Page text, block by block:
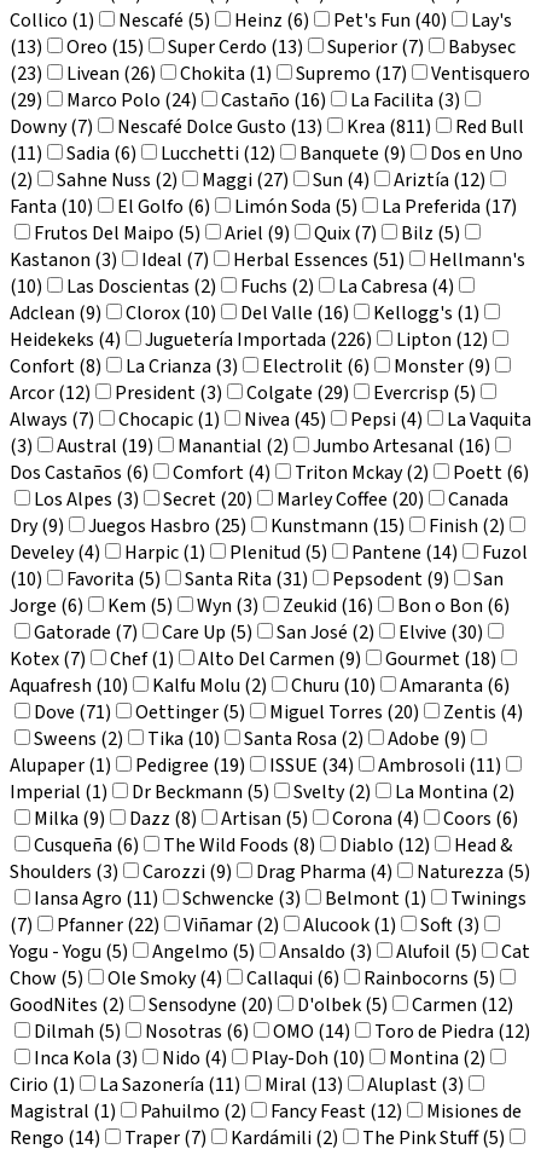
Collico (1)
Nescafé (5) Heinz (6) Pet's Fun (40)
Lay's
(13)
Oreo (15) Super Cerdo (13) Superior (7)
Babysec
(23)
Livean (26) Chokita (1) Supremo (17)
Ventisquero
(29)
Marco Polo (24) Castaño (16)
La Facilita (3)
Downy (7)
Nescafé Dolce Gusto (13) Krea (811)
Red Bull
(11)
Sadia (6) Lucchetti (12) Banquete (9)
Dos en Uno
(2)
Sahne Nuss (2) Maggi (27) Sun (4)
Ariztía (12)
Fanta (10)
El Golfo (6) Limón Soda (5)
La Preferida (17)
Frutos Del Maipo (5)
Ariel (9) Quix (7)
Bilz (5)
Kastanon (3)
Ideal (7) Herbal Essences (51)
Hellmann's
(10)
Las Doscientas (2) Fuchs (2)
La Cabresa (4)
Adclean (9)
Clorox (10) Del Valle (16)
Kellogg's (1)
Heidekeks (4)
Juguetería Importada (226)
Lipton (12)
Confort (8)
La Crianza (3) Electrolit (6)
Monster (9)
Arcor (12)
President (3) Colgate (29)
Evercrisp (5)
Always (7)
Chocapic (1) Nivea (45) Pepsi (4)
La Vaquita
(3)
Austral (19) Manantial (2)
Jumbo Artesanal (16)
Dos Castaños (6)
Comfort (4) Triton Mckay (2)
Poett (6)
Los Alpes (3)
Secret (20) Marley Coffee (20)
Canada
Dry (9)
Juegos Hasbro (25) Kunstmann (15)
Finish (2)
Develey (4)
Harpic (1) Plenitud (5) Pantene (14)
Fuzol
(10)
Favorita (5) Santa Rita (31) Pepsodent (9)
San
Jorge (6)
Kem (5) Wyn (3) Zeukid (16)
Bon o Bon (6)
Gatorade (7)
Care Up (5) San José (2)
Elvive (30)
Kotex (7)
Chef (1) Alto Del Carmen (9)
Gourmet (18)
Aquafresh (10)
Kalfu Molu (2) Churu (10)
Amaranta (6)
Dove (71)
Oettinger (5) Miguel Torres (20)
Zentis (4)
Sweens (2)
Tika (10) Santa Rosa (2)
Adobe (9)
Alupaper (1)
Pedigree (19) ISSUE (34)
Ambrosoli (11)
Imperial (1)
Dr Beckmann (5) Svelty (2)
La Montina (2)
Milka (9)
Dazz (8) Artisan (5) Corona (4)
Coors (6)
Cusqueña (6)
The Wild Foods (8) Diablo (12)
Head &
Shoulders (3)
Carozzi (9) Drag Pharma (4)
Naturezza (5)
Iansa Agro (11)
Schwencke (3) Belmont (1)
Twinings
(7)
Pfanner (22) Viñamar (2) Alucook (1)
Soft (3)
Yogu - Yogu (5)
Angelmo (5) Ansaldo (3) Alufoil (5)
Cat
Chow (5)
Ole Smoky (4) Callaqui (6)
Rainbocorns (5)
GoodNites (2)
Sensodyne (20) D'olbek (5)
Carmen (12)
Dilmah (5)
Nosotras (6) OMO (14)
Toro de Piedra (12)
Inca Kola (3)
Nido (4) Play-Doh (10)
Montina (2)
Cirio (1)
La Sazonería (11) Miral (13)
Aluplast (3)
Magistral (1)
Pahuilmo (2) Fancy Feast (12)
Misiones de
Rengo (14)
Traper (7) Kardámili (2)
The Pink Stuff (5)